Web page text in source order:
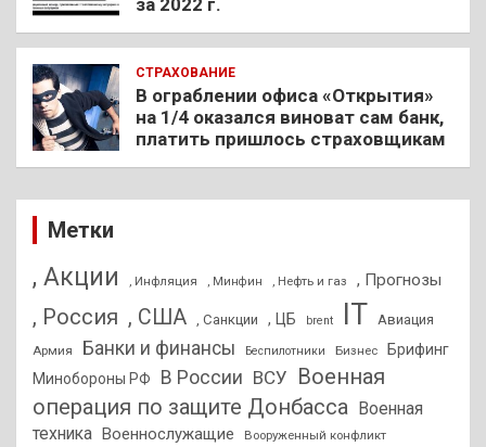
за 2022 г.
СТРАХОВАНИЕ
В ограблении офиса «Открытия»
на 1/4 оказался виноват сам банк,
платить пришлось страховщикам
Метки
, Акции , Инфляция , Минфин , Нефть и газ , Прогнозы
, Россия , США , Санкции , ЦБ brent IT Авиация
Армия Банки и финансы Беспилотники Бизнес
Брифинг
Минобороны РФ
В России ВСУ Военная
операция по защите Донбасса Военная
техника Военнослужащие Вооруженный конфликт